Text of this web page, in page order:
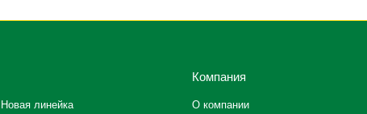
Новая линейка
Компания
О компании